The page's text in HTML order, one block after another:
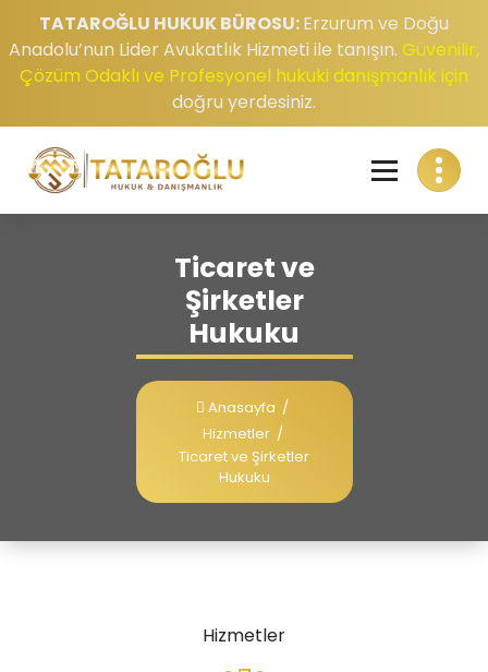
TATAROĞLU HUKUK BÜROSU:Erzurum ve Doğu
Anadolu’nun Lider Avukatlık Hizmeti ile tanışın. Güvenilir,
Çözüm Odaklı ve Profesyonel hukuki danışmanlık için
doğru yerdesiniz.
Ticaret ve
Şirketler
Hukuku
Anasayfa /
Hizmetler/
Ticaret ve Şirketler
Hukuku
Hizmetler